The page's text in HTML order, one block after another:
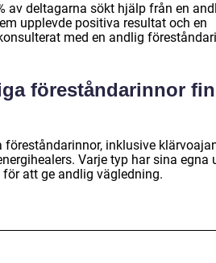
av deltagarna sökt hjälp från en
upplevde positiva resultat och en
med en andlig
föreståndarinnor
inklusive
Varje typ har sina egna
att ge andlig vägledning.